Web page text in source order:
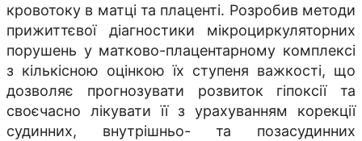
кровотоку в матці та плаценті. Розробив методи
прижиттєвої діагностики мікроциркуляторних
порушень у матково-плацентарному комплексі
з кількісною оцінкою їх ступеня важкості, що
дозволяє прогнозувати розвиток гіпоксії та
своєчасно лікувати її з урахуванням корекції
судинних, внутрішньо- та позасудинних